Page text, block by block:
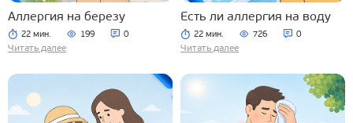
Аллергия на березу
22 мин. 199 0
Читать далее
Есть ли аллергия на воду
22 мин. 726 0
Читать далее